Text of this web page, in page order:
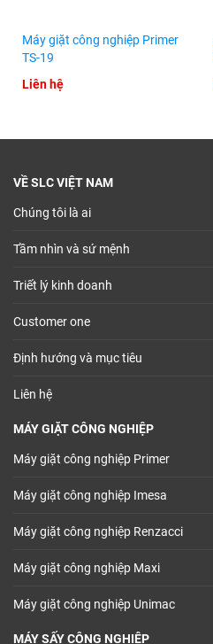
Máy giặt công nghiệp Primer
TS-19
Liên hệ
VỀ SLC VIỆT NAM
Chúng tôi là ai
Tầm nhìn và sứ mệnh
Triết lý kinh doanh
Customer one
Định hướng và mục tiêu
Liên hệ
MÁY GIẶT CÔNG NGHIỆP
Máy giặt công nghiệp Primer
Máy giặt công nghiệp Imesa
Máy giặt công nghiệp Renzacci
Máy giặt công nghiệp Maxi
Máy giặt công nghiệp Unimac
MÁY SẤY CÔNG NGHIỆP